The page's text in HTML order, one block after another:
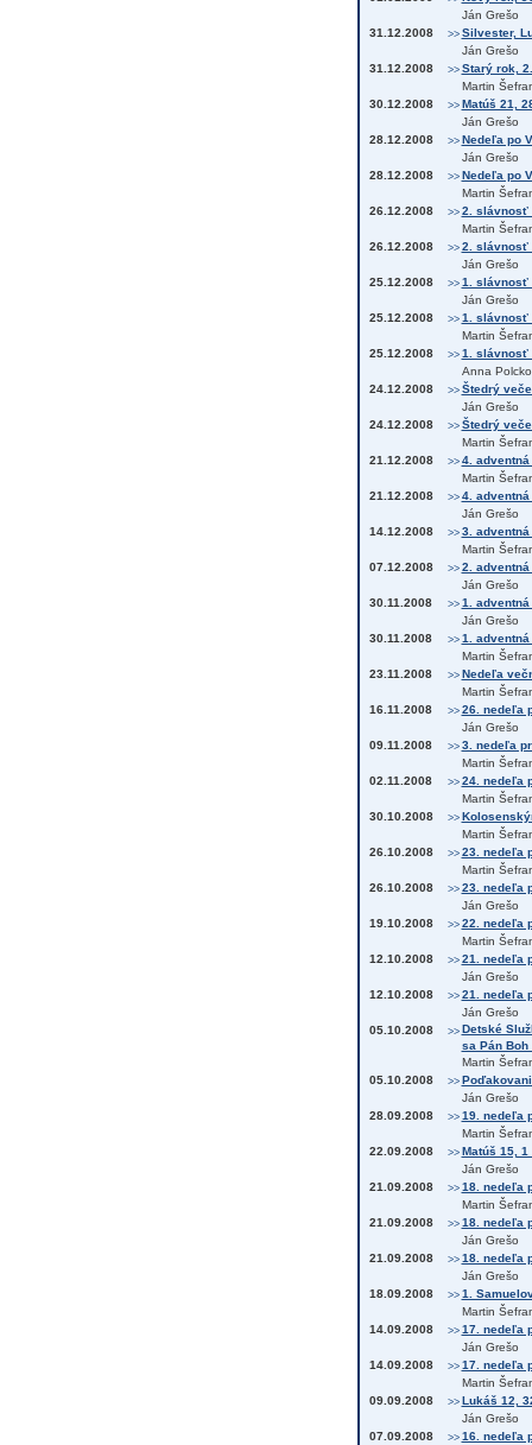
Ján Grešo
31.12.2008
>> Silvester,
Ján Grešo
31.12.2008
>> Starý rok,
Martin
30.12.2008
>> Matúš 21,
Ján Grešo
28.12.2008
>> Nedeľa po
Ján Grešo
28.12.2008
>> Nedeľa po
Martin
26.12.2008
>> 2. slávnosť
Martin
26.12.2008
>> 2. slávnosť
Ján Grešo
25.12.2008
>> 1. slávnosť
Ján Grešo
25.12.2008
>> 1. slávnosť
Martin
25.12.2008
>> 1. slávnosť
Anna
24.12.2008
>> Štedrý
Ján Grešo
24.12.2008
>> Štedrý
Martin
21.12.2008
>> 4.
Martin
21.12.2008
>> 4.
Ján Grešo
14.12.2008
>> 3.
Martin
07.12.2008
>> 2.
Ján Grešo
30.11.2008
>> 1.
Ján Grešo
30.11.2008
>> 1.
Martin
23.11.2008
>> Nedeľa
Martin
16.11.2008
>> 26. nedeľa
Ján Grešo
09.11.2008
>> 3. nedeľa
Martin
02.11.2008
>> 24. nedeľa
Martin
30.10.2008
>>
Martin
26.10.2008
>> 23. nedeľa
Martin
26.10.2008
>> 23. nedeľa
Ján Grešo
19.10.2008
>> 22. nedeľa
Martin
12.10.2008
>> 21. nedeľa
Ján Grešo
12.10.2008
>> 21. nedeľa
Ján Grešo
05.10.2008
>> Detské
sa Pán
Martin
05.10.2008
>>
Ján Grešo
28.09.2008
>> 19. nedeľa
Martin
22.09.2008
>> Matúš 15, 1
Ján Grešo
21.09.2008
>> 18. nedeľa
Martin
21.09.2008
>> 18. nedeľa
Ján Grešo
21.09.2008
>> 18. nedeľa
Ján Grešo
18.09.2008
>> 1.
Martin
14.09.2008
>> 17. nedeľa
Ján Grešo
14.09.2008
>> 17. nedeľa
Martin
09.09.2008
>> Lukáš 12,
Ján Grešo
07.09.2008
>> 16. nedeľa